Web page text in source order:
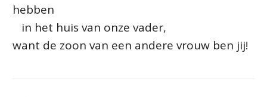
hebben
in het huis van onze vader,
want de zoon van een andere vrouw ben jij!